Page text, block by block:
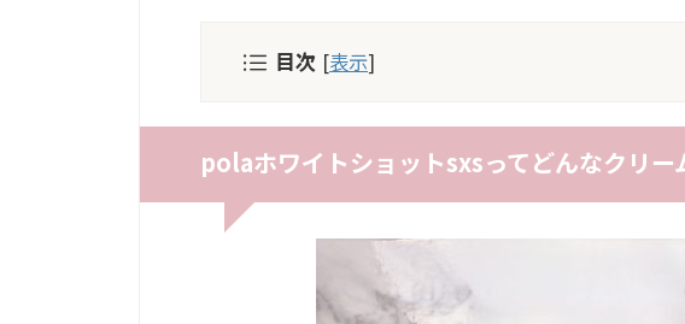
目次 [表示]
polaホワイトショットsxsってどんなクリー